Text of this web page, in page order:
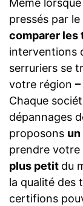
Même
pressés par
comparer les
interventions
serruriers se
votre région
Chaque
dépannages
proposons
prendre votre
plus petit du
la qualité des
certifions